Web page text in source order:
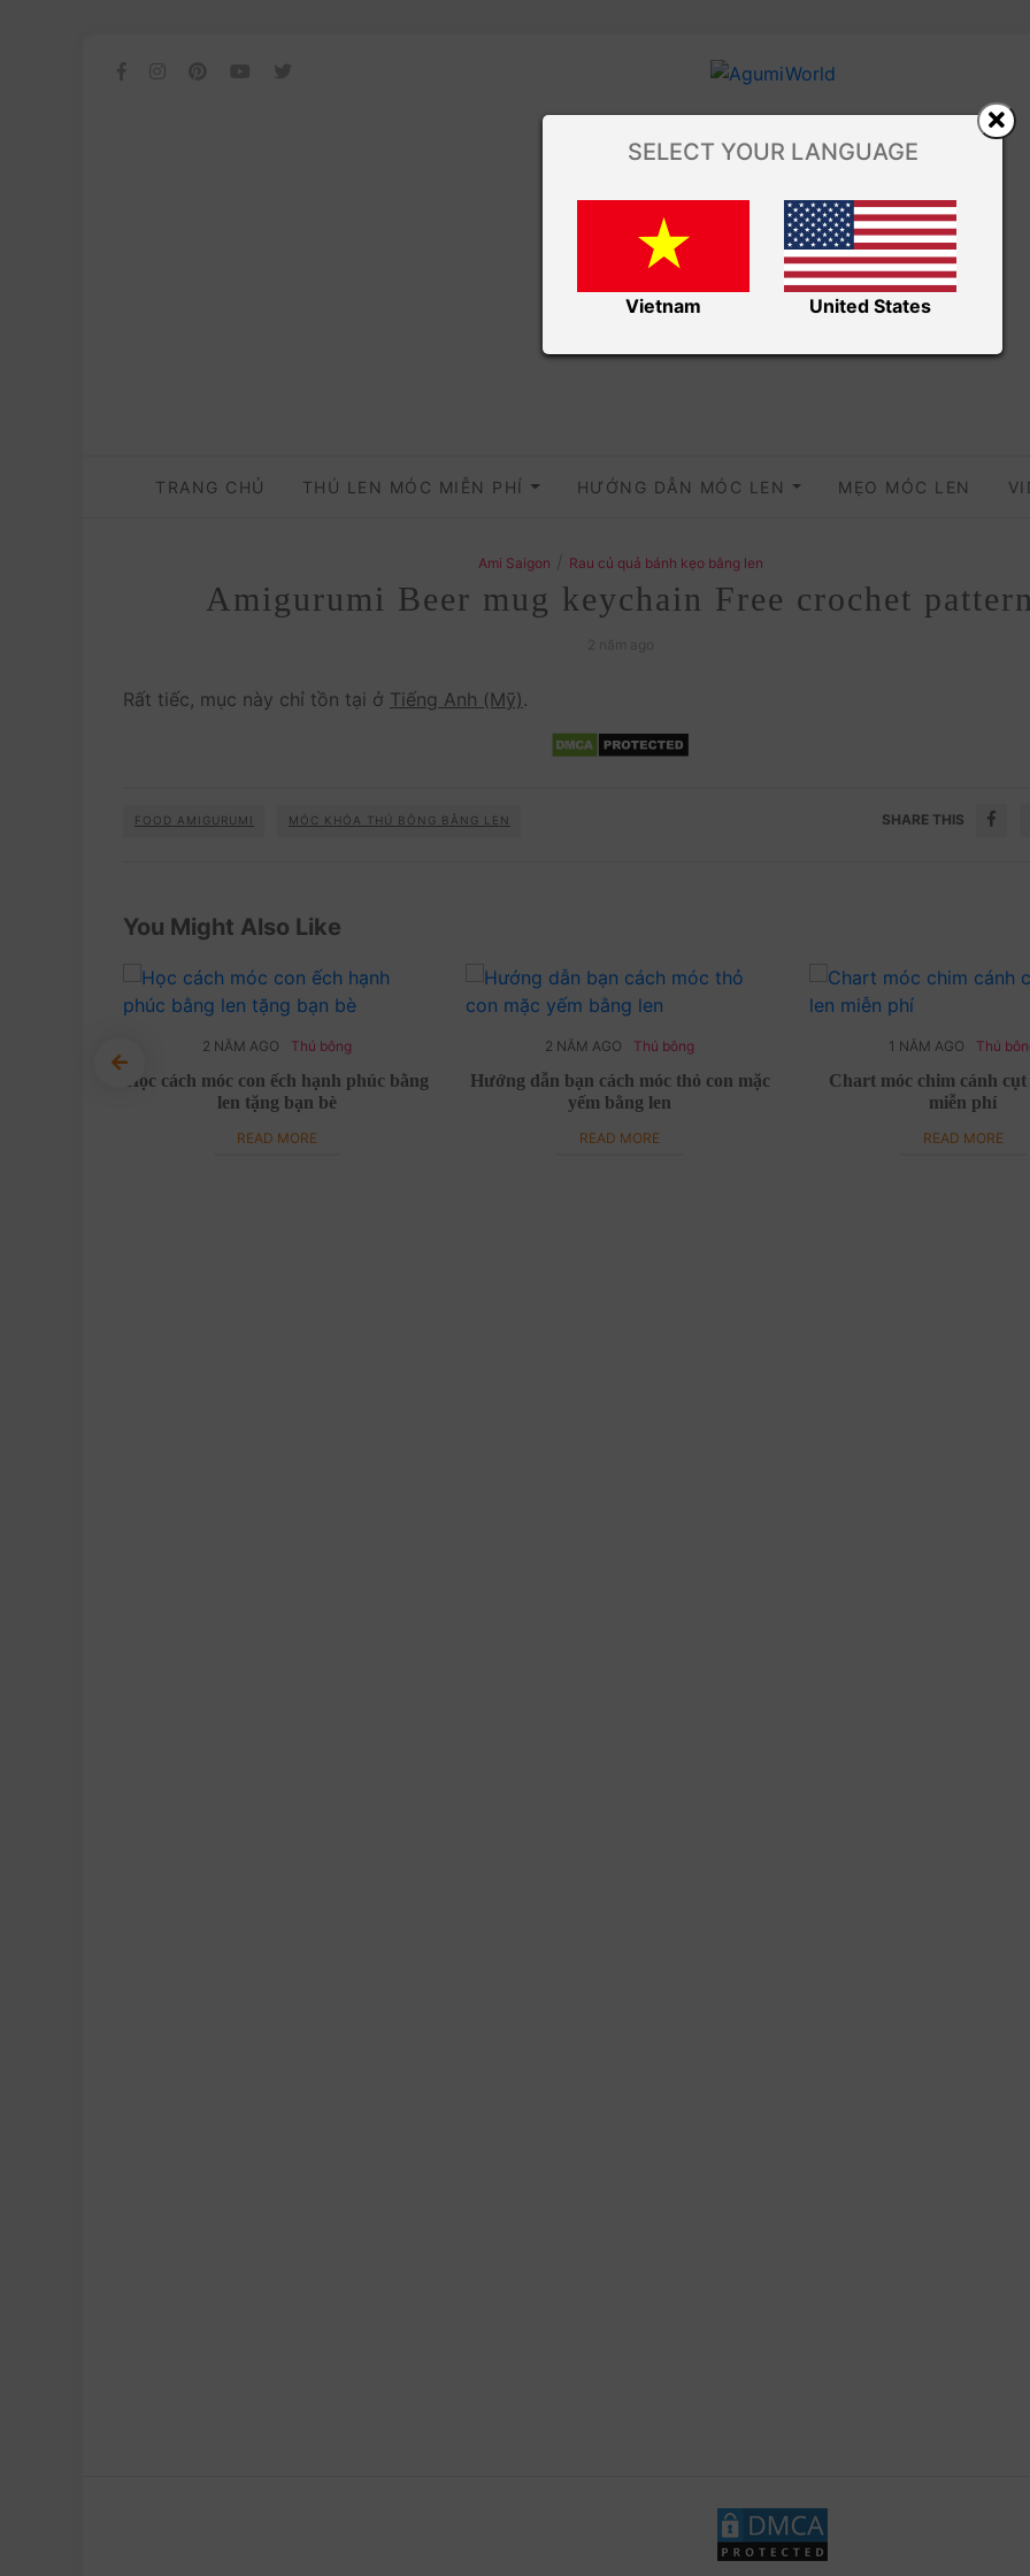
TRANG CHỦ THÚ LEN MÓC MIỄN PHÍ HƯỚNG DẪN MÓC LEN MẸO MÓC LEN
Ami Saigon Rau củ quả bánh kẹo bằng len
Amigurumi Beer mug keychain Free crochet pattern
Rất tiếc, mục này chỉ tồn tại ở Tiếng Anh (Mỹ) .
FOOD AMIGURUMI MÓC KHÓA THÚ BÔNG BẰNG LEN SHARE THIS
You Might Also Like
2 NĂM AGO Thú bông
Học cách móc con ếch hạnh phúc bằng
len tặng bạn bè
READ MORE
2 NĂM AGO Thú bông
Hướng dẫn bạn cách móc thỏ con mặc
yếm bằng len
READ MORE
1 NĂM AGO Thú
Chart móc chim cánh cụt
miễn phí
READ MORE
SELECT YOUR LANGUAGE
Vietnam United States